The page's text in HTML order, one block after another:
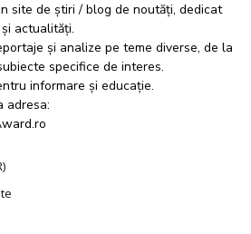
site de știri / blog de noutăți, dedicat
actualități.
și analize pe teme diverse, de la
specifice de interes.
informare și educație.
adresa: